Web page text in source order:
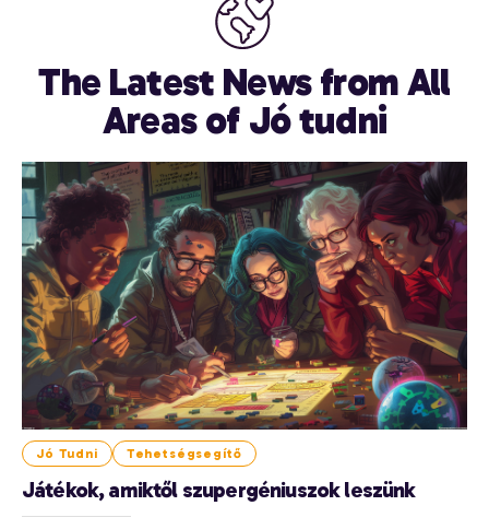
The Latest News from All
Areas of Jó tudni
Jó Tudni Tehetségsegítő
Játékok, amiktől szupergéniuszok leszünk